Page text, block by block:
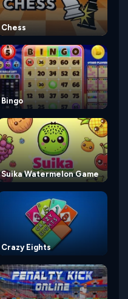
Chess
Bingo
Suika Watermelon Game
Crazy Eights